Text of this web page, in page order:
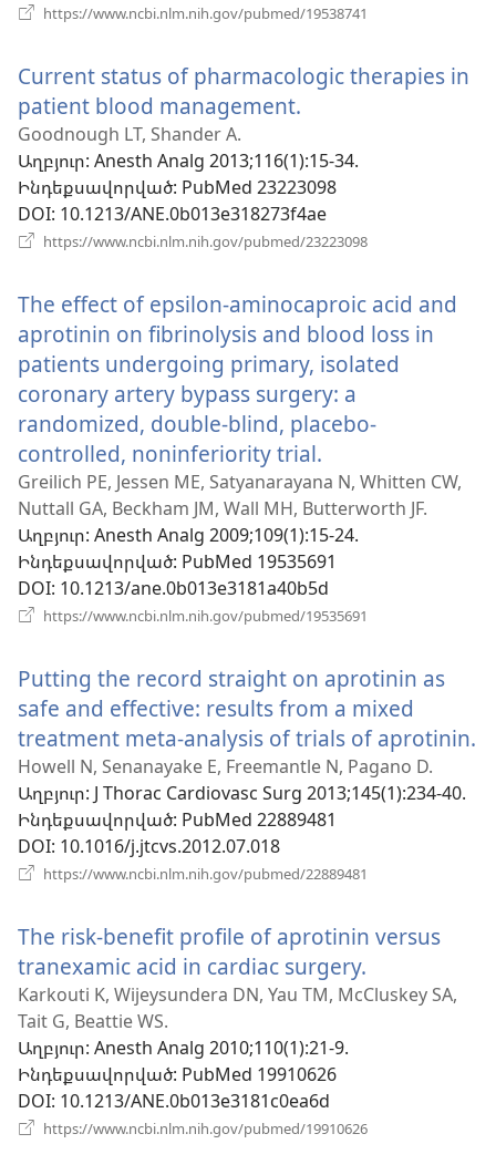
https://www.ncbi.nlm.nih.gov/pubmed/19538741
պատուհան)
Current status of pharmacologic therapies in
patient blood management.
նոր
պատուհան)
Goodnough LT, Shander A.
Աղբյուր‎: Anesth Analg 2013;116(1):15-34.
Ինդեքսավորված‎: PubMed 23223098
DOI‎: 10.1213/ANE.0b013e318273f4ae
https://www.ncbi.nlm.nih.gov/pubmed/23223098
պատուհան)
The effect of epsilon-aminocaproic acid and
aprotinin on fibrinolysis and blood loss in
patients undergoing primary, isolated
coronary artery bypass surgery: a
randomized, double-blind, placebo-
controlled, noninferiority trial.
է
նոր
պատուհան)
Greilich PE, Jessen ME, Satyanarayana N, Whitten CW,
Nuttall GA, Beckham JM, Wall MH, Butterworth JF.
Աղբյուր‎: Anesth Analg 2009;109(1):15-24.
Ինդեքսավորված‎: PubMed 19535691
DOI‎: 10.1213/ane.0b013e3181a40b5d
https://www.ncbi.nlm.nih.gov/pubmed/19535691
պատուհան)
Putting the record straight on aprotinin as
safe and effective: results from a mixed
treatment meta-analysis of trials of aprotinin.
Howell N, Senanayake E, Freemantle N, Pagano D.
Աղբյուր‎: J Thorac Cardiovasc Surg 2013;145(1):234-40.
Ինդեքսավորված‎: PubMed 22889481
DOI‎: 10.1016/j.jtcvs.2012.07.018
https://www.ncbi.nlm.nih.gov/pubmed/22889481
պատուհան)
The risk-benefit profile of aprotinin versus
tranexamic acid in cardiac surgery.
է
Karkouti K, Wijeysundera DN, Yau TM, McCluskey SA,
Tait G, Beattie WS.
Աղբյուր‎: Anesth Analg 2010;110(1):21-9.
Ինդեքսավորված‎: PubMed 19910626
DOI‎: 10.1213/ANE.0b013e3181c0ea6d
https://www.ncbi.nlm.nih.gov/pubmed/19910626